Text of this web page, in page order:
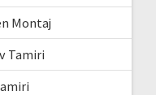
Montaj
Tamiri